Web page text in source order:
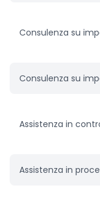
Consulenza su
Consulenza su
Assistenza in
Assistenza in